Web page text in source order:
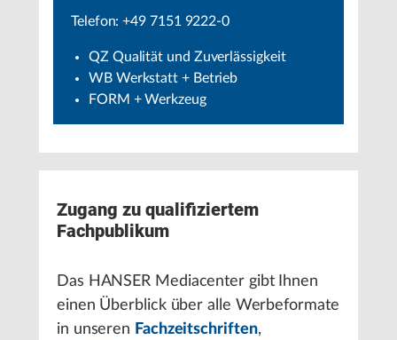
Telefon: +49 7151 9222-0
QZ Qualität und Zuverlässigkeit
WB Werkstatt + Betrieb
FORM + Werkzeug
Zugang zu qualifiziertem
Fachpublikum
Das HANSER Mediacenter gibt Ihnen
einen Überblick über alle Werbeformate
in unseren Fachzeitschriften,